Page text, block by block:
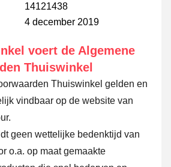
14121438
4 december 2019
voert de Algemene
Thuiswinkel
Thuiswinkel gelden en
vindbaar op de website van
geen wettelijke bedenktijd van
o.a. op maat gemaakte